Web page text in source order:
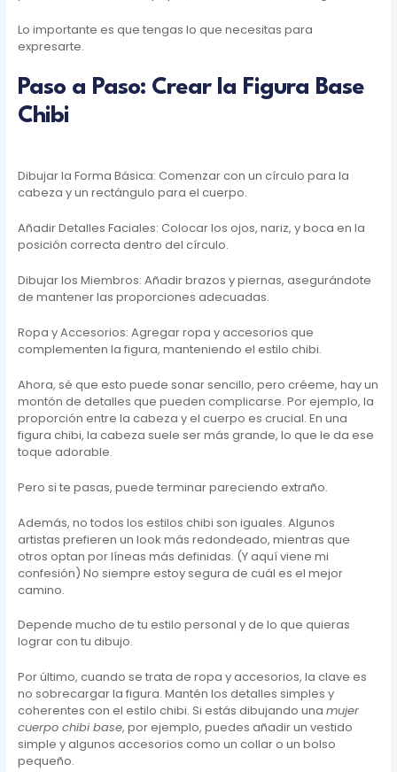
Lo importante es que tengas lo que necesitas para
expresarte.
Paso a Paso: Crear la Figura Base
Chibi
Dibujar la Forma Básica: Comenzar con un círculo para la
cabeza y un rectángulo para el cuerpo.
Añadir Detalles Faciales: Colocar los ojos, nariz, y boca en la
posición correcta dentro del círculo.
Dibujar los Miembros: Añadir brazos y piernas, asegurándote
de mantener las proporciones adecuadas.
Ropa y Accesorios: Agregar ropa y accesorios que
complementen la figura, manteniendo el estilo chibi.
Ahora, sé que esto puede sonar sencillo, pero créeme, hay un
montón de detalles que pueden complicarse. Por ejemplo, la
proporción entre la cabeza y el cuerpo es crucial. En una
figura chibi, la cabeza suele ser más grande, lo que le da ese
toque adorable.
Pero si te pasas, puede terminar pareciendo extraño.
Además, no todos los estilos chibi son iguales. Algunos
artistas prefieren un look más redondeado, mientras que
otros optan por líneas más definidas. (Y aquí viene mi
confesión) No siempre estoy segura de cuál es el mejor
camino.
Depende mucho de tu estilo personal y de lo que quieras
lograr con tu dibujo.
Por último, cuando se trata de ropa y accesorios, la clave es
no sobrecargar la figura. Mantén los detalles simples y
coherentes con el estilo chibi. Si estás dibujando unamujer
cuerpo chibi base, por ejemplo, puedes añadir un vestido
simple y algunos accesorios como un collar o un bolso
pequeño.